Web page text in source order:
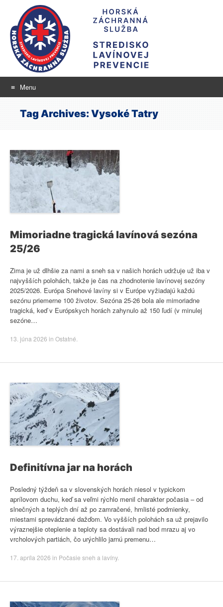
Stredisko lavínovej
Menu
Tag Archives: Vysoké Tatry
Mimoriadne tragická lavínová sezóna
25/26
Zima je už dlhšie za nami a sneh sa v našich horách udržuje už iba v
najvyšších polohách, takže je čas na zhodnotenie lavínovej sezóny
2025/2026. Európa Snehové lavíny si v Európe vyžiadajú každú
sezónu priemerne 100 životov. Sezóna 25-26 bola ale mimoriadne
tragická, keď v Európskych horách zahynulo až 150 ľudí (v minulej
sezóne…
13. júna 2026 in Ostatné
Definitívna jar na horách
Posledný týždeň sa v slovenských horách niesol v typickom
aprílovom duchu, keď sa veľmi rýchlo menil charakter počasia – od
slnečných a teplých dní až po zamračené, hmlisté podmienky,
miestami sprevádzané dažďom. Vo vyšších polohách sa už prejavilo
výraznejšie oteplenie a teploty sa dostávali nad bod mrazu aj vo
vrcholových partiách, čo urýchlilo jarnú premenu…
17. apríla 2026 in Počasie sneh a lavíny.